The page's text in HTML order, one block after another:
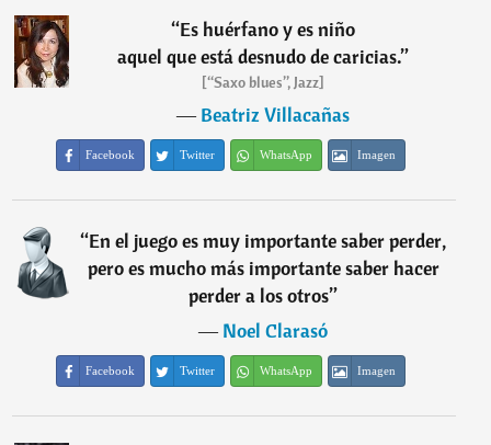
“Es huérfano y es niño
aquel que está desnudo de caricias.”
[“Saxo blues”, Jazz]
―Beatriz Villacañas
Facebook Twitter WhatsApp Imagen
“En el juego es muy importante saber perder,
pero es mucho más importante saber hacer
perder a los otros”
―Noel Clarasó
Facebook Twitter WhatsApp Imagen